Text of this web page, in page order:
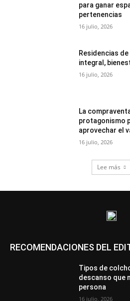
para ganar
pertenencias
16 julio, 2026
Residencias
integral,
16 julio, 2026
La
protagonismo
aprovechar el
16 julio, 2026
Lee más
RECOMENDACIONES DEL
Tipos de
descanso que
persona
16 julio, 2026